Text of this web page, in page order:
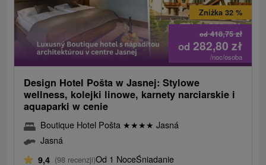
od418,75zł
Zniżka 32 %
od 282,80 zł
/noc/osoba
Design Hotel Pošta w Jasnej: Stylowe
wellness, kolejki linowe, karnety narciarskie i
aquaparki w cenie
Boutique Hotel Pošta ★★★★ Jasná
Jasná
9,4 (98 recenzji)Od 1 NoceŚniadanie